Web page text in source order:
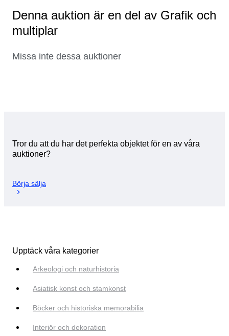
Denna auktion är en del av Grafik och
multiplar
Missa inte dessa auktioner
Tror du att du har det perfekta objektet för en av våra
auktioner?
Börja sälja
Upptäck våra kategorier
Arkeologi och naturhistoria
Asiatisk konst och stamkonst
Böcker och historiska memorabilia
Interiör och dekoration